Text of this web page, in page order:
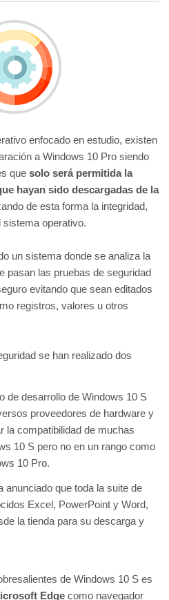
enfocado en estudio, existen
a Windows 10 Pro siendo
que solo será permitida la
hayan sido descargadas de la
de esta forma la integridad,
sistema operativo.
un sistema donde se analiza la
pasan las pruebas de seguridad
evitando que sean editados
registros, valores u otros
se han realizado dos
de desarrollo de Windows 10 S
proveedores de hardware y
la compatibilidad de muchas
10 S pero no en un rango como
10 Pro.
anunciado que toda la suite de
Excel, PowerPoint y Word,
la tienda para su descarga y
de Windows 10 S es
Edge como navegador